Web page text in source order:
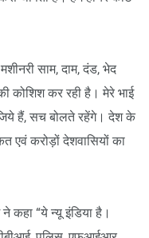
साम, दाम, दंड, भेद
कोशिश कर रही है। मेरे भाई
हैं, सच बोलते रहेंगे। देश के
एवं करोड़ों देशवासियों का
कहा “ये न्यू इंडिया है।